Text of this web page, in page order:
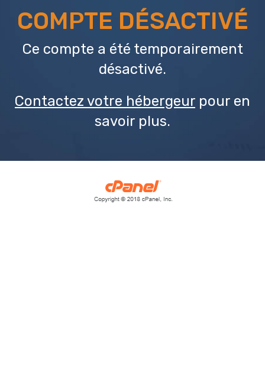
COMPTE DÉSACTIVÉ
Ce compte a été temporairement
désactivé.
Contactez votre hébergeur pour en
savoir plus.